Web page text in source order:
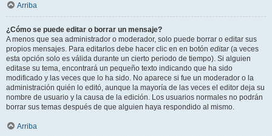
Arriba
¿Cómo se puede editar o borrar un mensaje?
A menos que sea administrador o moderador, solo puede borrar o editar sus
propios mensajes. Para editarlos debe hacer clic en en botón editar(a veces
esta opción solo es válida durante un cierto periodo de tiempo). Si alguien
editase su tema, encontrará un pequeño texto indicando que ha sido
modificado y las veces que lo ha sido. No aparece si fue un moderador o la
administración quién lo editó, aunque la mayoría de las veces el editor deja su
nombre de usuario y la causa de la edición. Los usuarios normales no podrán
borrar sus temas después de que alguien haya respondido al mismo.
Arriba